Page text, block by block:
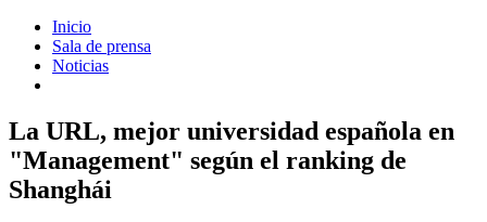
Inicio
Sala de prensa
Noticias
La URL, mejor universidad española en
"Management" según el ranking de
Shanghái